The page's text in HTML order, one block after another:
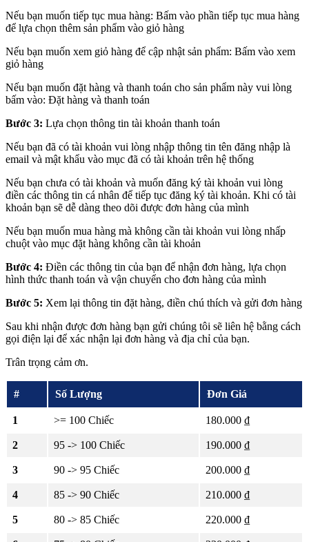
Nếu bạn muốn tiếp tục mua hàng: Bấm vào phần tiếp tục mua hàng
để lựa chọn thêm sản phẩm vào giỏ hàng
Nếu bạn muốn xem giỏ hàng để cập nhật sản phẩm: Bấm vào xem
giỏ hàng
Nếu bạn muốn đặt hàng và thanh toán cho sản phẩm này vui lòng
bấm vào: Đặt hàng và thanh toán
Bước 3: Lựa chọn thông tin tài khoản thanh toán
Nếu bạn đã có tài khoản vui lòng nhập thông tin tên đăng nhập là
email và mật khẩu vào mục đã có tài khoản trên hệ thống
Nếu bạn chưa có tài khoản và muốn đăng ký tài khoản vui lòng
điền các thông tin cá nhân để tiếp tục đăng ký tài khoản. Khi có tài
khoản bạn sẽ dễ dàng theo dõi được đơn hàng của mình
Nếu bạn muốn mua hàng mà không cần tài khoản vui lòng nhấp
chuột vào mục đặt hàng không cần tài khoản
Bước 4: Điền các thông tin của bạn để nhận đơn hàng, lựa chọn
hình thức thanh toán và vận chuyển cho đơn hàng của mình
Bước 5: Xem lại thông tin đặt hàng, điền chú thích và gửi đơn hàng
Sau khi nhận được đơn hàng bạn gửi chúng tôi sẽ liên hệ bằng cách
gọi điện lại để xác nhận lại đơn hàng và địa chỉ của bạn.
Trân trọng cảm ơn.
# Số Lượng Đơn Giá
1 >= 100 Chiếc 180.000 ₫
2 95 -> 100 Chiếc 190.000 ₫
3 90 -> 95 Chiếc 200.000 ₫
4 85 -> 90 Chiếc 210.000 ₫
5 80 -> 85 Chiếc 220.000 ₫